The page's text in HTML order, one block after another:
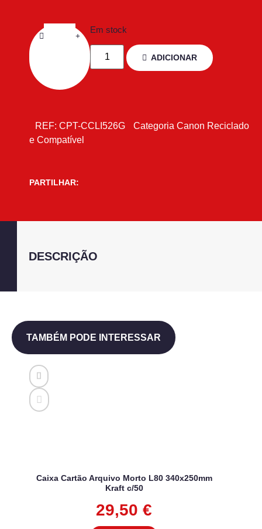
Em stock
ADICIONAR
REF: CPT-CCLI526G Categoria Canon Reciclado
e Compatível
PARTILHAR:
DESCRIÇÃO
TAMBÉM PODE INTERESSAR
Caixa Cartão Arquivo Morto L80 340x250mm
Kraft c/50
29,50 €